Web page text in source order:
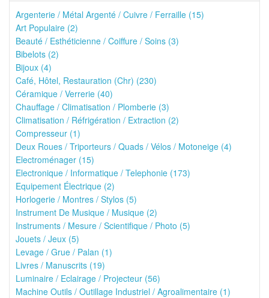
Argenterie / Métal Argenté / Cuivre / Ferraille (15)
Art Populaire (2)
Beauté / Esthéticienne / Coiffure / Soins (3)
Bibelots (2)
Bijoux (4)
Café, Hôtel, Restauration (Chr) (230)
Céramique / Verrerie (40)
Chauffage / Climatisation / Plomberie (3)
Climatisation / Réfrigération / Extraction (2)
Compresseur (1)
Deux Roues / Triporteurs / Quads / Vélos / Motoneige (4)
Electroménager (15)
Electronique / Informatique / Telephonie (173)
Equipement Électrique (2)
Horlogerie / Montres / Stylos (5)
Instrument De Musique / Musique (2)
Instruments / Mesure / Scientifique / Photo (5)
Jouets / Jeux (5)
Levage / Grue / Palan (1)
Livres / Manuscrits (19)
Luminaire / Eclairage / Projecteur (56)
Machine Outils / Outillage Industriel / Agroalimentaire (1)